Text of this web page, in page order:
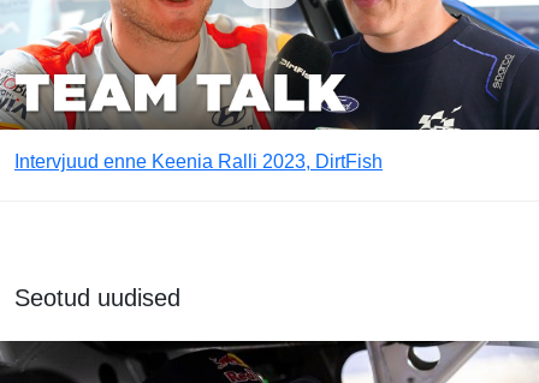
Intervjuud enne Keenia Ralli 2023, DirtFish
Seotud uudised